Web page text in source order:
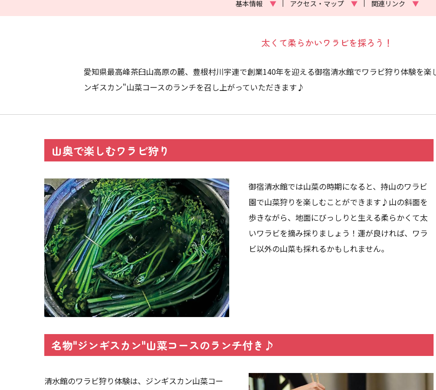
基本情報 ▼ アクセス・マップ ▼ 関連リンク ▼
太くて柔らかいワラビを採ろう！
愛知県最高峰茶臼山高原の麓、豊根村川宇連で創業140年を迎える御宿清水館でワラビ狩り体験を
ンギスカン"山菜コースのランチを召し上がっていただきます♪
山奥で楽しむワラビ狩り
御宿清水館では山菜の時期になると、持山のワラビ
園で山菜狩りを楽しむことができます♪山の斜面を
歩きながら、地面にびっしりと生える柔らかくて太
いワラビを摘み採りましょう！運が良ければ、ワラ
ビ以外の山菜も採れるかもしれません。
名物"ジンギスカン"山菜コースのランチ付き♪
清水館のワラビ狩り体験は、ジンギスカン山菜コー